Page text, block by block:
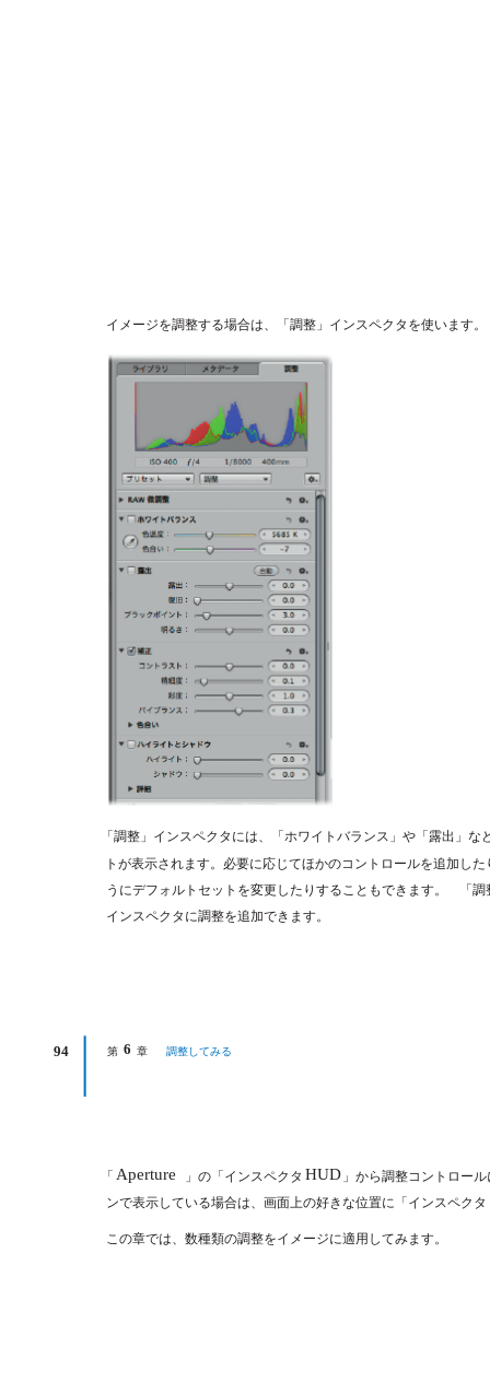
94 第 6 章 調整してみる
イメージを調整する場合は、「調整」インスペクタを使います。
「調整」インスペクタには、「ホワイトバランス」や「露出」
トが表示されます。必要に応じてほかのコントロールを追加し
うにデフォルトセットを変更したりすることもできます。
「
インスペクタに調整を追加できます。
「 Aperture 」の「インスペクタ HUD 」から調整コントロー
ンで表示している場合は、画面上の好きな位置に「インスペクタ
この章では、数種類の調整をイメージに適用してみます。